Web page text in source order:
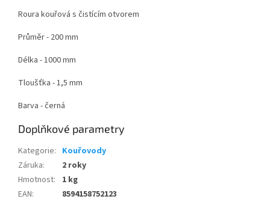
Roura kouřová s čistícím otvorem
Průměr - 200 mm
Délka - 1000 mm
Tloušťka - 1,5 mm
Barva - černá
Doplňkové parametry
Kategorie: Kouřovody
Záruka:
2 roky
Hmotnost:
1 kg
EAN: 8594158752123